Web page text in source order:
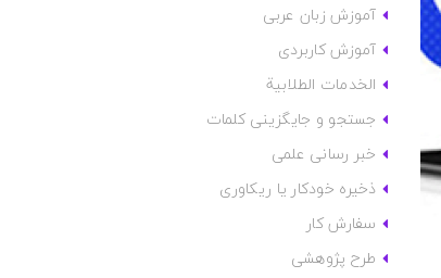
آموزش زبان عربی
آموزش کاربردی
الخدمات الطلابية
جستجو و جایگزینی کلمات
خبر رسانی علمی
ذخیره خودکار یا ریکاوری
سفارش کار
طرح پژوهشی